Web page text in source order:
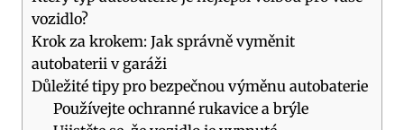
vozidlo?
Krok za krokem: Jak správně vyměnit
autobaterii v garáži
Důležité tipy pro bezpečnou výměnu autobaterie
Používejte ochranné rukavice a brýle